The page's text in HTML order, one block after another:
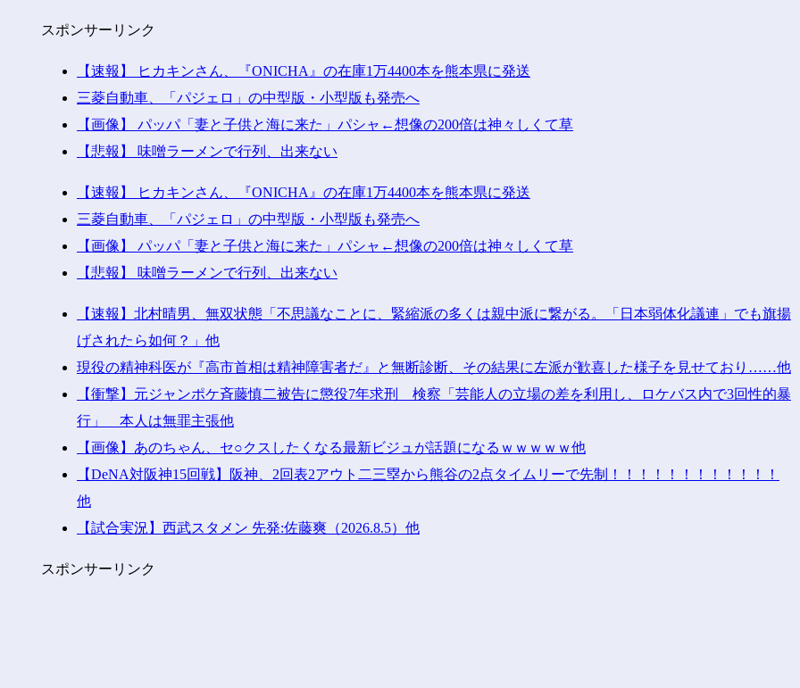
スポンサーリンク
【速報】 ヒカキンさん、『ONICHA』の在庫1万4400本を熊本県に発送
三菱自動車、「パジェロ」の中型版・小型版も発売へ
【画像】 パッパ「妻と子供と海に来た」パシャ←想像の200倍は神々しくて草
【悲報】 味噌ラーメンで行列、出来ない
【速報】 ヒカキンさん、『ONICHA』の在庫1万4400本を熊本県に発送
三菱自動車、「パジェロ」の中型版・小型版も発売へ
【画像】 パッパ「妻と子供と海に来た」パシャ←想像の200倍は神々しくて草
【悲報】 味噌ラーメンで行列、出来ない
【速報】北村晴男、無双状態「不思議なことに、緊縮派の多くは親中派に繋がる。「日本弱体化議連」でも旗揚
げされたら如何？」他
現役の精神科医が『高市首相は精神障害者だ』と無断診断、その結果に左派が歓喜した様子を見せており……他
【衝撃】元ジャンポケ斉藤慎二被告に懲役7年求刑 検察「芸能人の立場の差を利用し、ロケバス内で3回性的暴
行」 本人は無罪主張他
【画像】あのちゃん、セ○クスしたくなる最新ビジュが話題になるｗｗｗｗｗ他
【DeNA対阪神15回戦】阪神、2回表2アウト二三塁から熊谷の2点タイムリーで先制！！！！！！！！！！！！
他
【試合実況】西武スタメン 先発:佐藤爽（2026.8.5）他
スポンサーリンク